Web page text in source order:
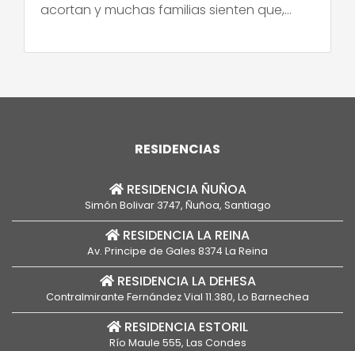
acortan y muchas familias sienten que,
las conecta con su ser querido. Frente a
[…]
RESIDENCIAS
RESIDENCIA ÑUÑOA
Simón Bolivar 3747, Ñuñoa, Santiago
RESIDENCIA LA REINA
Av. Principe de Gales 8374 La Reina
RESIDENCIA LA DEHESA
Contralmirante Fernández Vial 11.380, Lo Barnechea
RESIDENCIA ESTORIL
Río Maule 555, Las Condes